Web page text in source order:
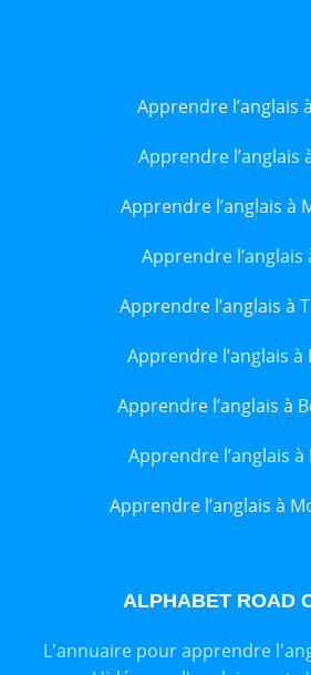
Apprendre l’anglais
Apprendre l’anglais
Apprendre l’anglais à
Apprendre l’anglais
Apprendre l’anglais à
Apprendre l’anglais à
Apprendre l’anglais à
Apprendre l’anglais à
Apprendre l’anglais à
ALPHABET ROAD
L'annuaire pour apprendre